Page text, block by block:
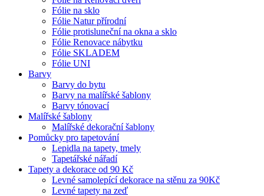
Fólie na sklo
Fólie Natur přírodní
Fólie protisluneční na okna a sklo
Fólie Renovace nábytku
Fólie SKLADEM
Fólie UNI
Barvy
Barvy do bytu
Barvy na malířské šablony
Barvy tónovací
Malířské šablony
Malířské dekorační šablony
Pomůcky pro tapetování
Lepidla na tapety, tmely
Tapetářské nářadí
Tapety a dekorace od 90 Kč
Levné samolepící dekorace na stěnu za 90Kč
Levné tapety na zeď